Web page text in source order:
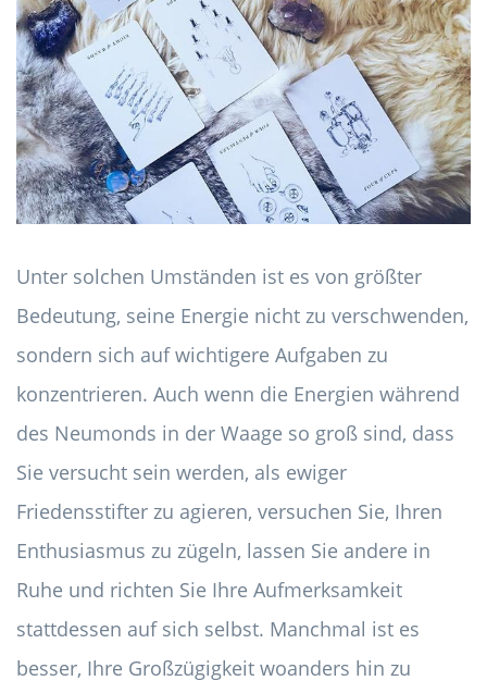
Unter solchen Umständen ist es von größter
Bedeutung, seine Energie nicht zu verschwenden,
sondern sich auf wichtigere Aufgaben zu
konzentrieren. Auch wenn die Energien während
des Neumonds in der Waage so groß sind, dass
Sie versucht sein werden, als ewiger
Friedensstifter zu agieren, versuchen Sie, Ihren
Enthusiasmus zu zügeln, lassen Sie andere in
Ruhe und richten Sie Ihre Aufmerksamkeit
stattdessen auf sich selbst. Manchmal ist es
besser, Ihre Großzügigkeit woanders hin zu